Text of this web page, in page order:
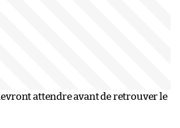
attendre avant de retrouver le